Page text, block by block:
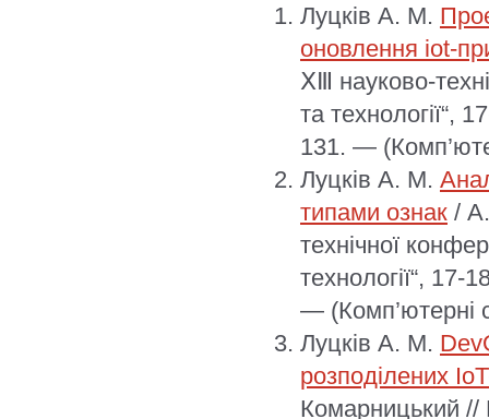
Луцків А. М.
оновлення iot-
ⅩⅢ науково-
та
131. —
Луцків А. М.
типами ознак /
технічної
технології“,
— (Комп’ютерні
Луцків А. М.
розподілених
Комарницький